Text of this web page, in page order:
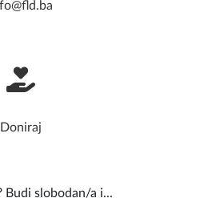
Doniraj
Budi slobodan/a i...